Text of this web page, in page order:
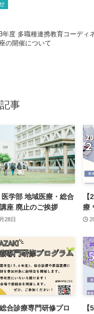
年度 多職種連携教育コーディ
の開催について
事
学部 地域医療・総合
座 廃止のご挨拶
28日
療
総合診療専門研修プロ